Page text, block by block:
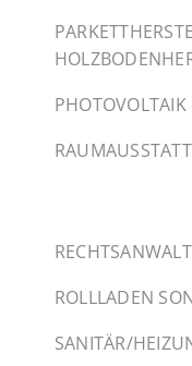
RECHTSANWALT
ROLLLADEN
SANITÄR/